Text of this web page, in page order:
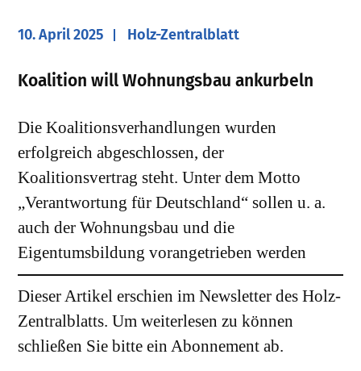
10. April 2025 Holz-Zentralblatt
​Koalition will Wohnungsbau ankurbeln
Die Koalitionsverhandlungen wurden
erfolgreich abgeschlossen, der
Koalitionsvertrag steht. Unter dem Motto
„Verantwortung für Deutschland“ sollen u. a.
auch der Wohnungsbau und die
Eigentumsbildung vorangetrieben werden
Dieser Artikel erschien im Newsletter des Holz-
Zentralblatts. Um weiterlesen zu können
schließen Sie bitte ein Abonnement ab.